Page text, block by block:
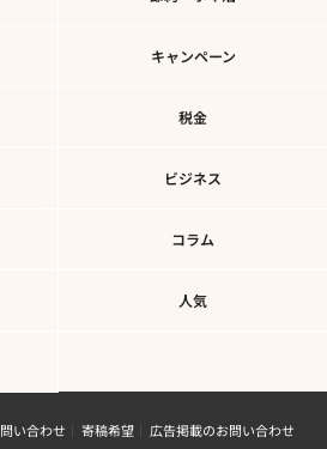
キャンペーン
税金
ビジネス
コラム
人気
問い合わせ 寄稿希望 広告掲載のお問い合わせ